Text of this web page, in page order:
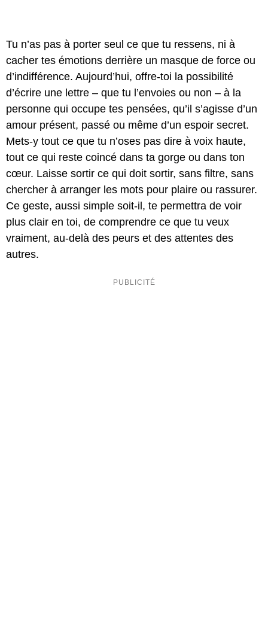
Tu n’as pas à porter seul ce que tu ressens, ni à
cacher tes émotions derrière un masque de force ou
d’indifférence. Aujourd’hui, offre-toi la possibilité
d’écrire une lettre – que tu l’envoies ou non – à la
personne qui occupe tes pensées, qu’il s’agisse d’un
amour présent, passé ou même d’un espoir secret.
Mets-y tout ce que tu n’oses pas dire à voix haute,
tout ce qui reste coincé dans ta gorge ou dans ton
cœur. Laisse sortir ce qui doit sortir, sans filtre, sans
chercher à arranger les mots pour plaire ou rassurer.
Ce geste, aussi simple soit-il, te permettra de voir
plus clair en toi, de comprendre ce que tu veux
vraiment, au-delà des peurs et des attentes des
autres.